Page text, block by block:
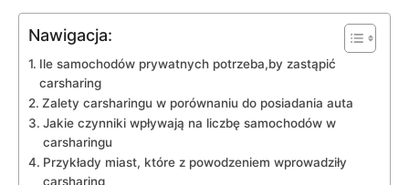
Nawigacja:
Ile samochodów prywatnych potrzeba,by zastąpić
carsharing
Zalety carsharingu w porównaniu do posiadania auta
Jakie czynniki wpływają na liczbę samochodów w
carsharingu
Przykłady miast, które z powodzeniem wprowadziły
carsharing